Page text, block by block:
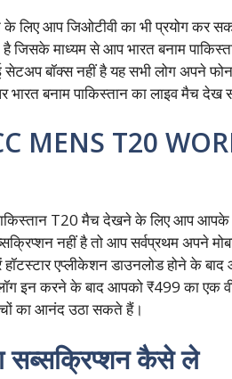
लिए आप जिओटीवी का भी प्रयोग कर
जिसके माध्यम से आप भारत बनाम
सेटअप बॉक्स नहीं है यह सभी लोग अपने
बनाम पाकिस्तान का लाइव मैच देख
MENS T20
T20 मैच देखने के लिए आप आपके
नहीं है तो आप सर्वप्रथम अपने
एप्लीकेशन डाउनलोड होने के
इन करने के बाद आपको ₹499 का एक
का आनंद उठा सकते हैं।
सब्सक्रिप्शन कैसे ले